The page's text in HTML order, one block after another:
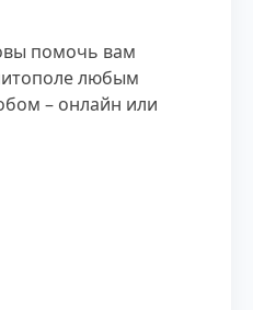
помочь вам
любым
– онлайн или